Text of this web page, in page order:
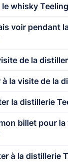
whisky
voir pendant
de la
la visite de la
la distillerie
billet pour la
à la distillerie